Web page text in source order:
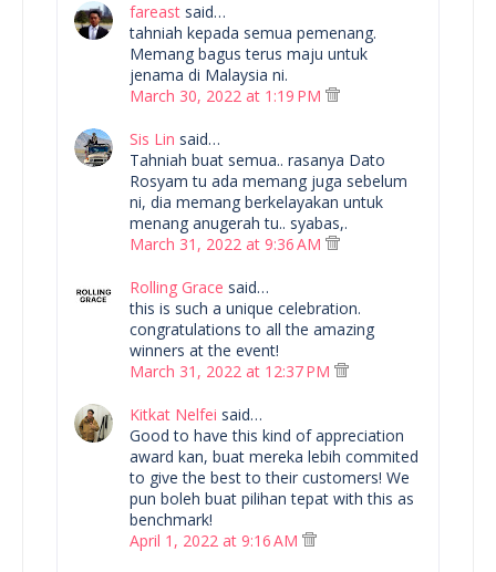
fareast said…
tahniah kepada semua pemenang.
Memang bagus terus maju untuk
jenama di Malaysia ni.
March 30, 2022 at 1:19 PM
Sis Lin said…
Tahniah buat semua.. rasanya Dato
Rosyam tu ada memang juga sebelum
ni, dia memang berkelayakan untuk
menang anugerah tu.. syabas,.
March 31, 2022 at 9:36 AM
Rolling Grace said…
this is such a unique celebration.
congratulations to all the amazing
winners at the event!
March 31, 2022 at 12:37 PM
Kitkat Nelfei said…
Good to have this kind of appreciation
award kan, buat mereka lebih commited
to give the best to their customers! We
pun boleh buat pilihan tepat with this as
benchmark!
April 1, 2022 at 9:16 AM